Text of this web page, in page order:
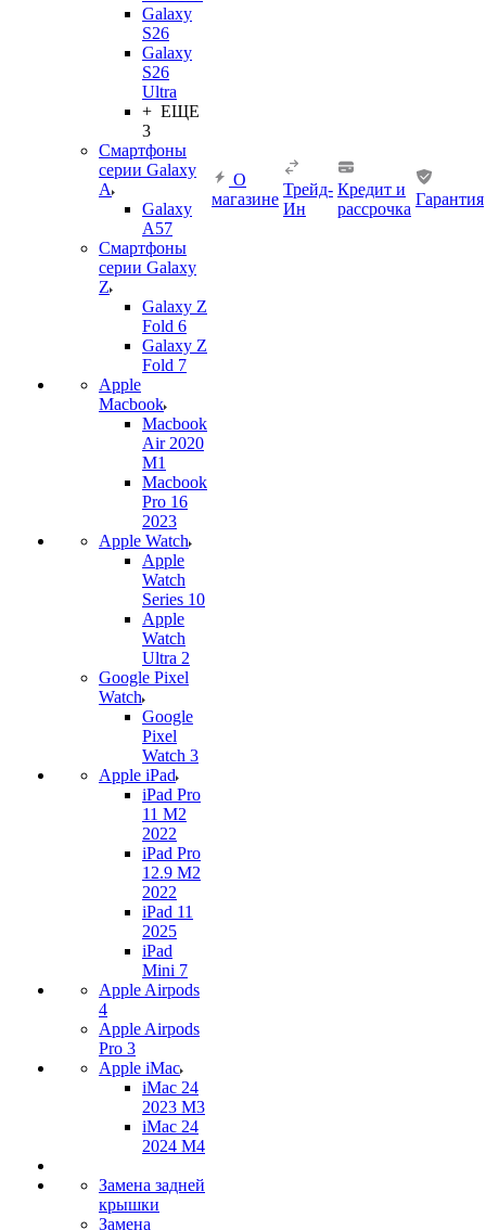
Galaxy
S26
Galaxy
S26
Ultra
+ ЕЩЕ
3
Смартфоны
серии Galaxy
A
Galaxy
A57
Смартфоны
серии Galaxy
Z
Galaxy Z
Fold 6
Galaxy Z
Fold 7
Apple
Macbook
Macbook
Air 2020
M1
Macbook
Pro 16
2023
Apple Watch
Apple
Watch
Series 10
Apple
Watch
Ultra 2
Google Pixel
Watch
Google
Pixel
Watch 3
Apple iPad
iPad Pro
11 M2
2022
iPad Pro
12.9 M2
2022
iPad 11
2025
iPad
Mini 7
Apple Airpods
4
Apple Airpods
Pro 3
Apple iMac
iMac 24
2023 M3
iMac 24
2024 M4
Замена задней
крышки
Замена
О
магазине
Трейд-
Ин
Кредит и
рассрочка
Гарантия